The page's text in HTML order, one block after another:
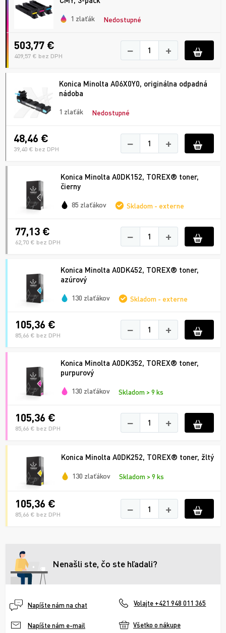
1 zlaťák Nedostupné
503,77 €
409,57 € bez DPH − +
Konica Minolta A06X0Y0, originálna odpadná
nádoba
1 zlaťák Nedostupné
48,46 €
39,40 € bez DPH − +
Konica Minolta A0DK152, TOREX® toner,
čierny
85 zlaťákov Skladom - externe
77,13 €
62,70 € bez DPH − +
Konica Minolta A0DK452, TOREX® toner,
azúrový
130 zlaťákov Skladom - externe
105,36 €
85,66 € bez DPH − +
Konica Minolta A0DK352, TOREX® toner,
purpurový
130 zlaťákov Skladom > 9 ks
105,36 €
85,66 € bez DPH − +
Konica Minolta A0DK252, TOREX® toner, žltý
130 zlaťákov Skladom > 9 ks
105,36 €
85,66 € bez DPH − +
Nenašli ste, čo ste hľadali?
Napíšte nám na chat Volajte +421 948 011 365
Napíšte nám e-mail Všetko o nákupe